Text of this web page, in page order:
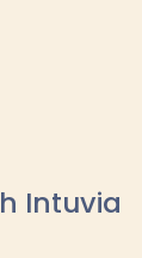
Intuvia